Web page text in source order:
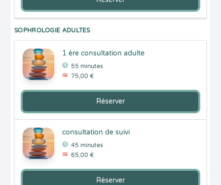
SOPHROLOGIE ADULTES
1 ère consultation adulte
55 minutes
75,00 €
Réserver
consultation de suivi
45 minutes
65,00 €
Réserver